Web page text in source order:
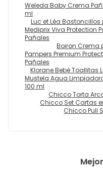
Weleda Baby Crema
ml
Luc et Léa
Mediprix Viva Protection
Pañales
Boiron Crema
Pampers Premium
Pañales
Klorane Bebé Toallitas
Mustela Agua
100 ml
Chicco Torta
Chicco Set Cartas
Chicco Pull